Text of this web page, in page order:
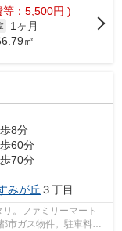
等：5,500円 )
1ヶ月
㎡
8分
60分
70分
みが丘 ３丁目
リ。ファミリーマート
市ガス物件。駐車料金